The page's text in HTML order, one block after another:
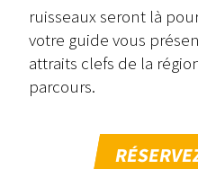
ruisseaux seront là
votre guide vous
attraits clefs de la
parcours.